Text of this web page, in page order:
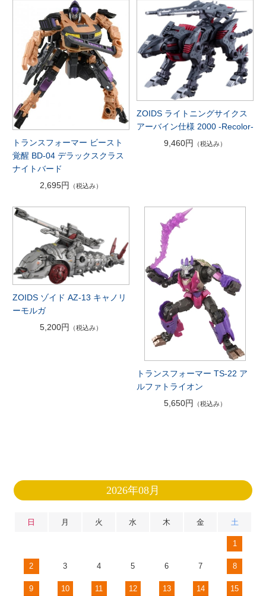
トランスフォーマー ビースト
覚醒 BD-04 デラックスクラス
ナイトバード
2,695円
（税込み）
ZOIDS ライトニングサイクス
アーバイン仕様 2000 -Recolor-
9,460円
（税込み）
ZOIDS ゾイド AZ-13 キャノリ
ーモルガ
5,200円 （税込み）
トランスフォーマー TS-22 ア
ルファトライオン
5,650円
（税込み）
2026年08月
日 月 火 水 木 金 土
1
2 3 4 5 6 7 8
9 10 11 12 13 14 15